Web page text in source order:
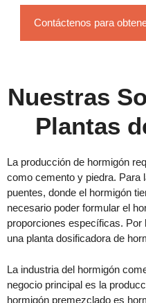
Contáctenos para
Nuestras
Plantas
La producción de hormigón
como cemento y piedra. Para
puentes, donde el hormigón
necesario poder formular el
proporciones específicas.
una planta dosificadora de
La industria del hormigón
negocio principal es la
hormigón premezclado es